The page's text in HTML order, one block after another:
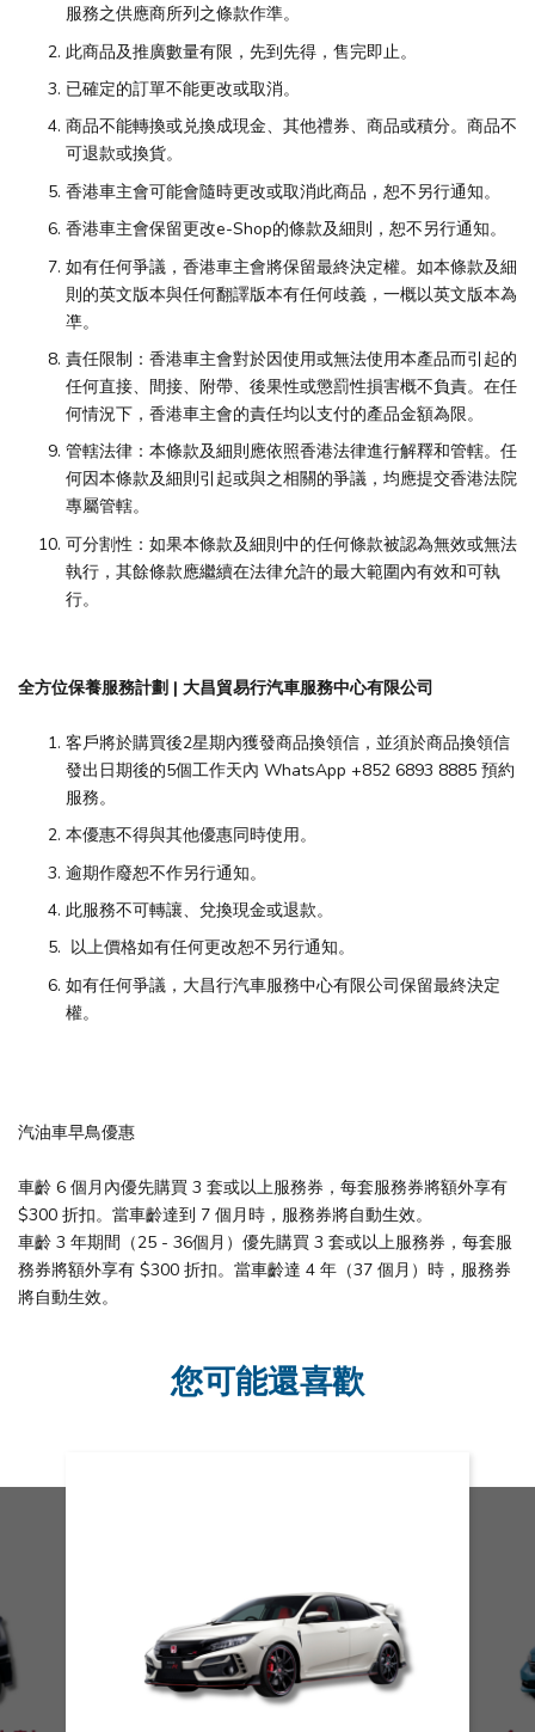
服務之供應商所列之條款作準。
此商品及推廣數量有限，先到先得，售完即止。
已確定的訂單不能更改或取消。
商品不能轉換或兑換成現金、其他禮券、商品或積分。商品不
可退款或換貨。
香港車主會可能會隨時更改或取消此商品，恕不另行通知。
香港車主會保留更改e-Shop的條款及細則，恕不另行通知。
如有任何爭議，香港車主會將保留最終決定權。如本條款及細
則的英文版本與任何翻譯版本有任何歧義，一概以英文版本為
凖。
責任限制：香港車主會對於因使用或無法使用本產品而引起的
任何直接、間接、附帶、後果性或懲罰性損害概不負責。在任
何情況下，香港車主會的責任均以支付的產品金額為限。
管轄法律：本條款及細則應依照香港法律進行解釋和管轄。任
何因本條款及細則引起或與之相關的爭議，均應提交香港法院
專屬管轄。
可分割性：如果本條款及細則中的任何條款被認為無效或無法
執行，其餘條款應繼續在法律允許的最大範圍內有效和可執
行。
全方位保養服務計劃 | 大昌貿易行汽車服務中心有限公司
客戶將於購買後2星期內獲發商品換領信，並須於商品換領信
發出日期後的5個工作天內 WhatsApp +852 6893 8885 預約
服務。
本優惠不得與其他優惠同時使用。
逾期作廢恕不作另行通知。
此服務不可轉讓、兌換現金或退款。
以上價格如有任何更改恕不另行通知。
如有任何爭議，大昌行汽車服務中心有限公司保留最終決定
權。
汽油車早鳥優惠
車齡 6 個月內優先購買 3 套或以上服務券，每套服務券將額外享有
$300 折扣。當車齡達到 7 個月時，服務券將自動生效。
車齡 3 年期間（25 - 36個月）優先購買 3 套或以上服務券，每套服
務券將額外享有 $300 折扣。當車齡達 4 年（37 個月）時，服務券
將自動生效。
您可能還喜歡